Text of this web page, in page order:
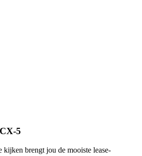
5
kijken brengt jou de mooiste lease-